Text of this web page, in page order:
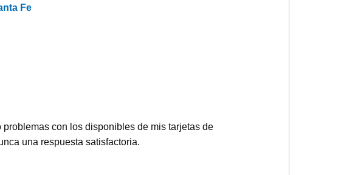
Fe
con los disponibles de mis tarjetas de
una respuesta satisfactoria.